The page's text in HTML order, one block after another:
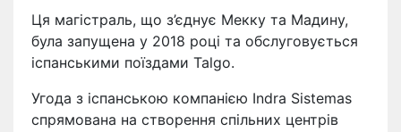
Ця магістраль, що з’єднує Мекку та Мадину,
була запущена у 2018 році та обслуговується
іспанськими поїздами Talgo.
Угода з іспанською компанією Indra Sistemas
спрямована на створення спільних центрів